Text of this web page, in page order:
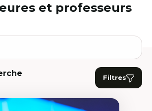
et professeurs
Filtres